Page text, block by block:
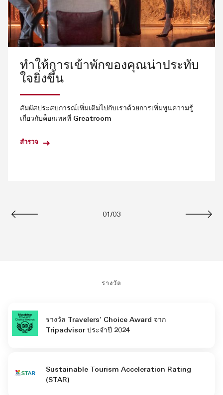
ทำให้การเข้าพักของคุณน่าประทับ
ใจยิ่งขึ้น
สัมผัสประสบการณ์เพิ่มเติมไปกับเราด้วยการเพิ่มพูนความรู้
เกี่ยวกับค็อกเทลที่ Greatroom
สำรวจ
01 /03
รางวัล
รางวัล Travelers' Choice Award จาก
Tripadvisor ประจำปี 2024
Sustainable Tourism Acceleration Rating
(STAR)